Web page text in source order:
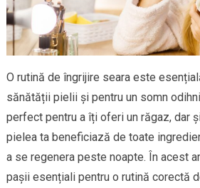
O rutină de îngrijire seara este
sănătății pielii și pentru un somn
perfect pentru a îți oferi un răgaz, dar
pielea ta beneficiază de toate
a se regenera peste noapte. În acest
pașii esențiali pentru o rutină corectă